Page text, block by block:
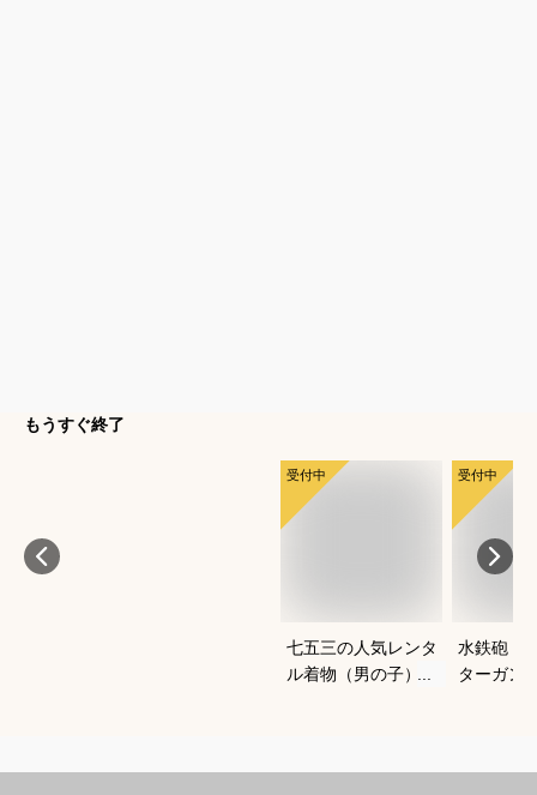
もうすぐ終了
受付中
七五三の人気レンタ
ル着物（男の子）｜
受付中
水鉄砲｜
ターガン